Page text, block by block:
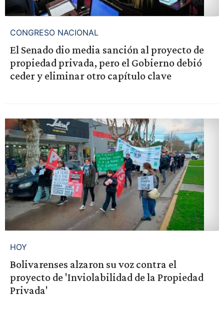
CONGRESO NACIONAL
El Senado dio media sanción al proyecto de
propiedad privada, pero el Gobierno debió
ceder y eliminar otro capítulo clave
HOY
Bolivarenses alzaron su voz contra el
proyecto de 'Inviolabilidad de la Propiedad
Privada'